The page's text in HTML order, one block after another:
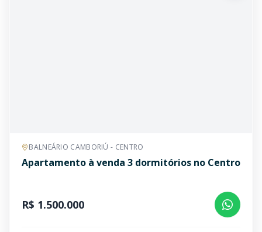
BALNEÁRIO CAMBORIÚ - CENTRO
Apartamento à venda 3 dormitórios no Centro
R$ 1.500.000